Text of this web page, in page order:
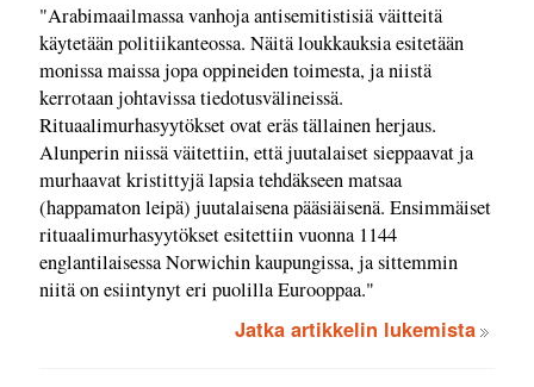
"Arabimaailmassa vanhoja antisemitistisiä väitteitä
käytetään politiikanteossa. Näitä loukkauksia esitetään
monissa maissa jopa oppineiden toimesta, ja niistä
kerrotaan johtavissa tiedotusvälineissä.
Rituaalimurhasyytökset ovat eräs tällainen herjaus.
Alunperin niissä väitettiin, että juutalaiset sieppaavat ja
murhaavat kristittyjä lapsia tehdäkseen matsaa
(happamaton leipä) juutalaisena pääsiäisenä. Ensimmäiset
rituaalimurhasyytökset esitettiin vuonna 1144
englantilaisessa Norwichin kaupungissa, ja sittemmin
niitä on esiintynyt eri puolilla Eurooppaa."
Jatka artikkelin lukemista